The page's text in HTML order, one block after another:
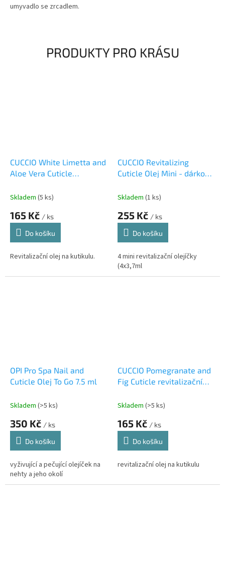
umyvadlo se zrcadlem.
PRODUKTY PRO KRÁSU
CUCCIO White Limetta and
Aloe Vera Cuticle
Skladem (5 ks)
165 Kč / ks
Do košíku
Revitalizační olej na kutikulu.
CUCCIO Revitalizing
Cuticle Olej Mini - dárková
Skladem (1 ks)
255 Kč / ks
Do košíku
4 mini revitalizační olejíčky
(4x3,7ml
OPI Pro Spa Nail and
Cuticle Olej To Go 7.5 ml
Skladem (>5 ks)
350 Kč / ks
Do košíku
vyživující a pečující olejíček na
nehty a jeho okolí
CUCCIO Pomegranate and
Fig Cuticle revitalizační
Skladem (>5 ks)
165 Kč / ks
Do košíku
revitalizační olej na kutikulu